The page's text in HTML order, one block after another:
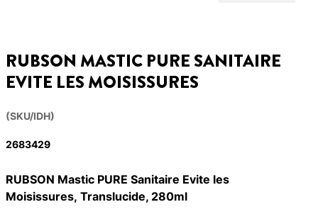
RUBSON MASTIC PURE SANITAIRE
EVITE LES MOISISSURES
(SKU/IDH)
2683429
RUBSON Mastic PURE Sanitaire Evite les
Moisissures, Translucide, 280ml